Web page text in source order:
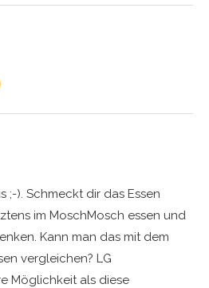
;-). Schmeckt dir das Essen
im MoschMosch essen und
Kann man das mit dem
vergleichen? LG
Möglichkeit als diese